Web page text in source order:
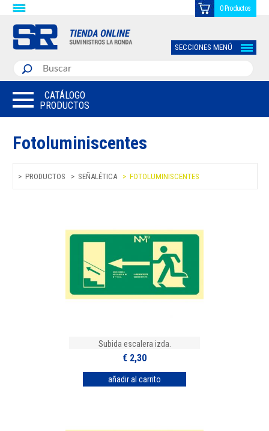
0 Productos
SECCIONES MENÚ
CATÁLOGO
PRODUCTOS
Fotoluminiscentes
PRODUCTOS SEÑALÉTICA FOTOLUMINISCENTES
Subida escalera izda.
€ 2,30